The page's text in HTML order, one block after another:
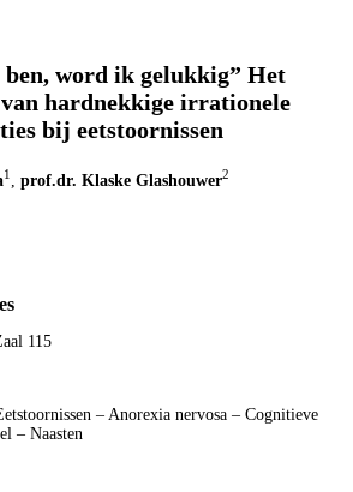
word ik gelukkig” Het
hardnekkige irrationele
bij eetstoornissen
1 prof.dr. Klaske Glashouwer2
115
– Anorexia nervosa – Cognitieve
– Naasten